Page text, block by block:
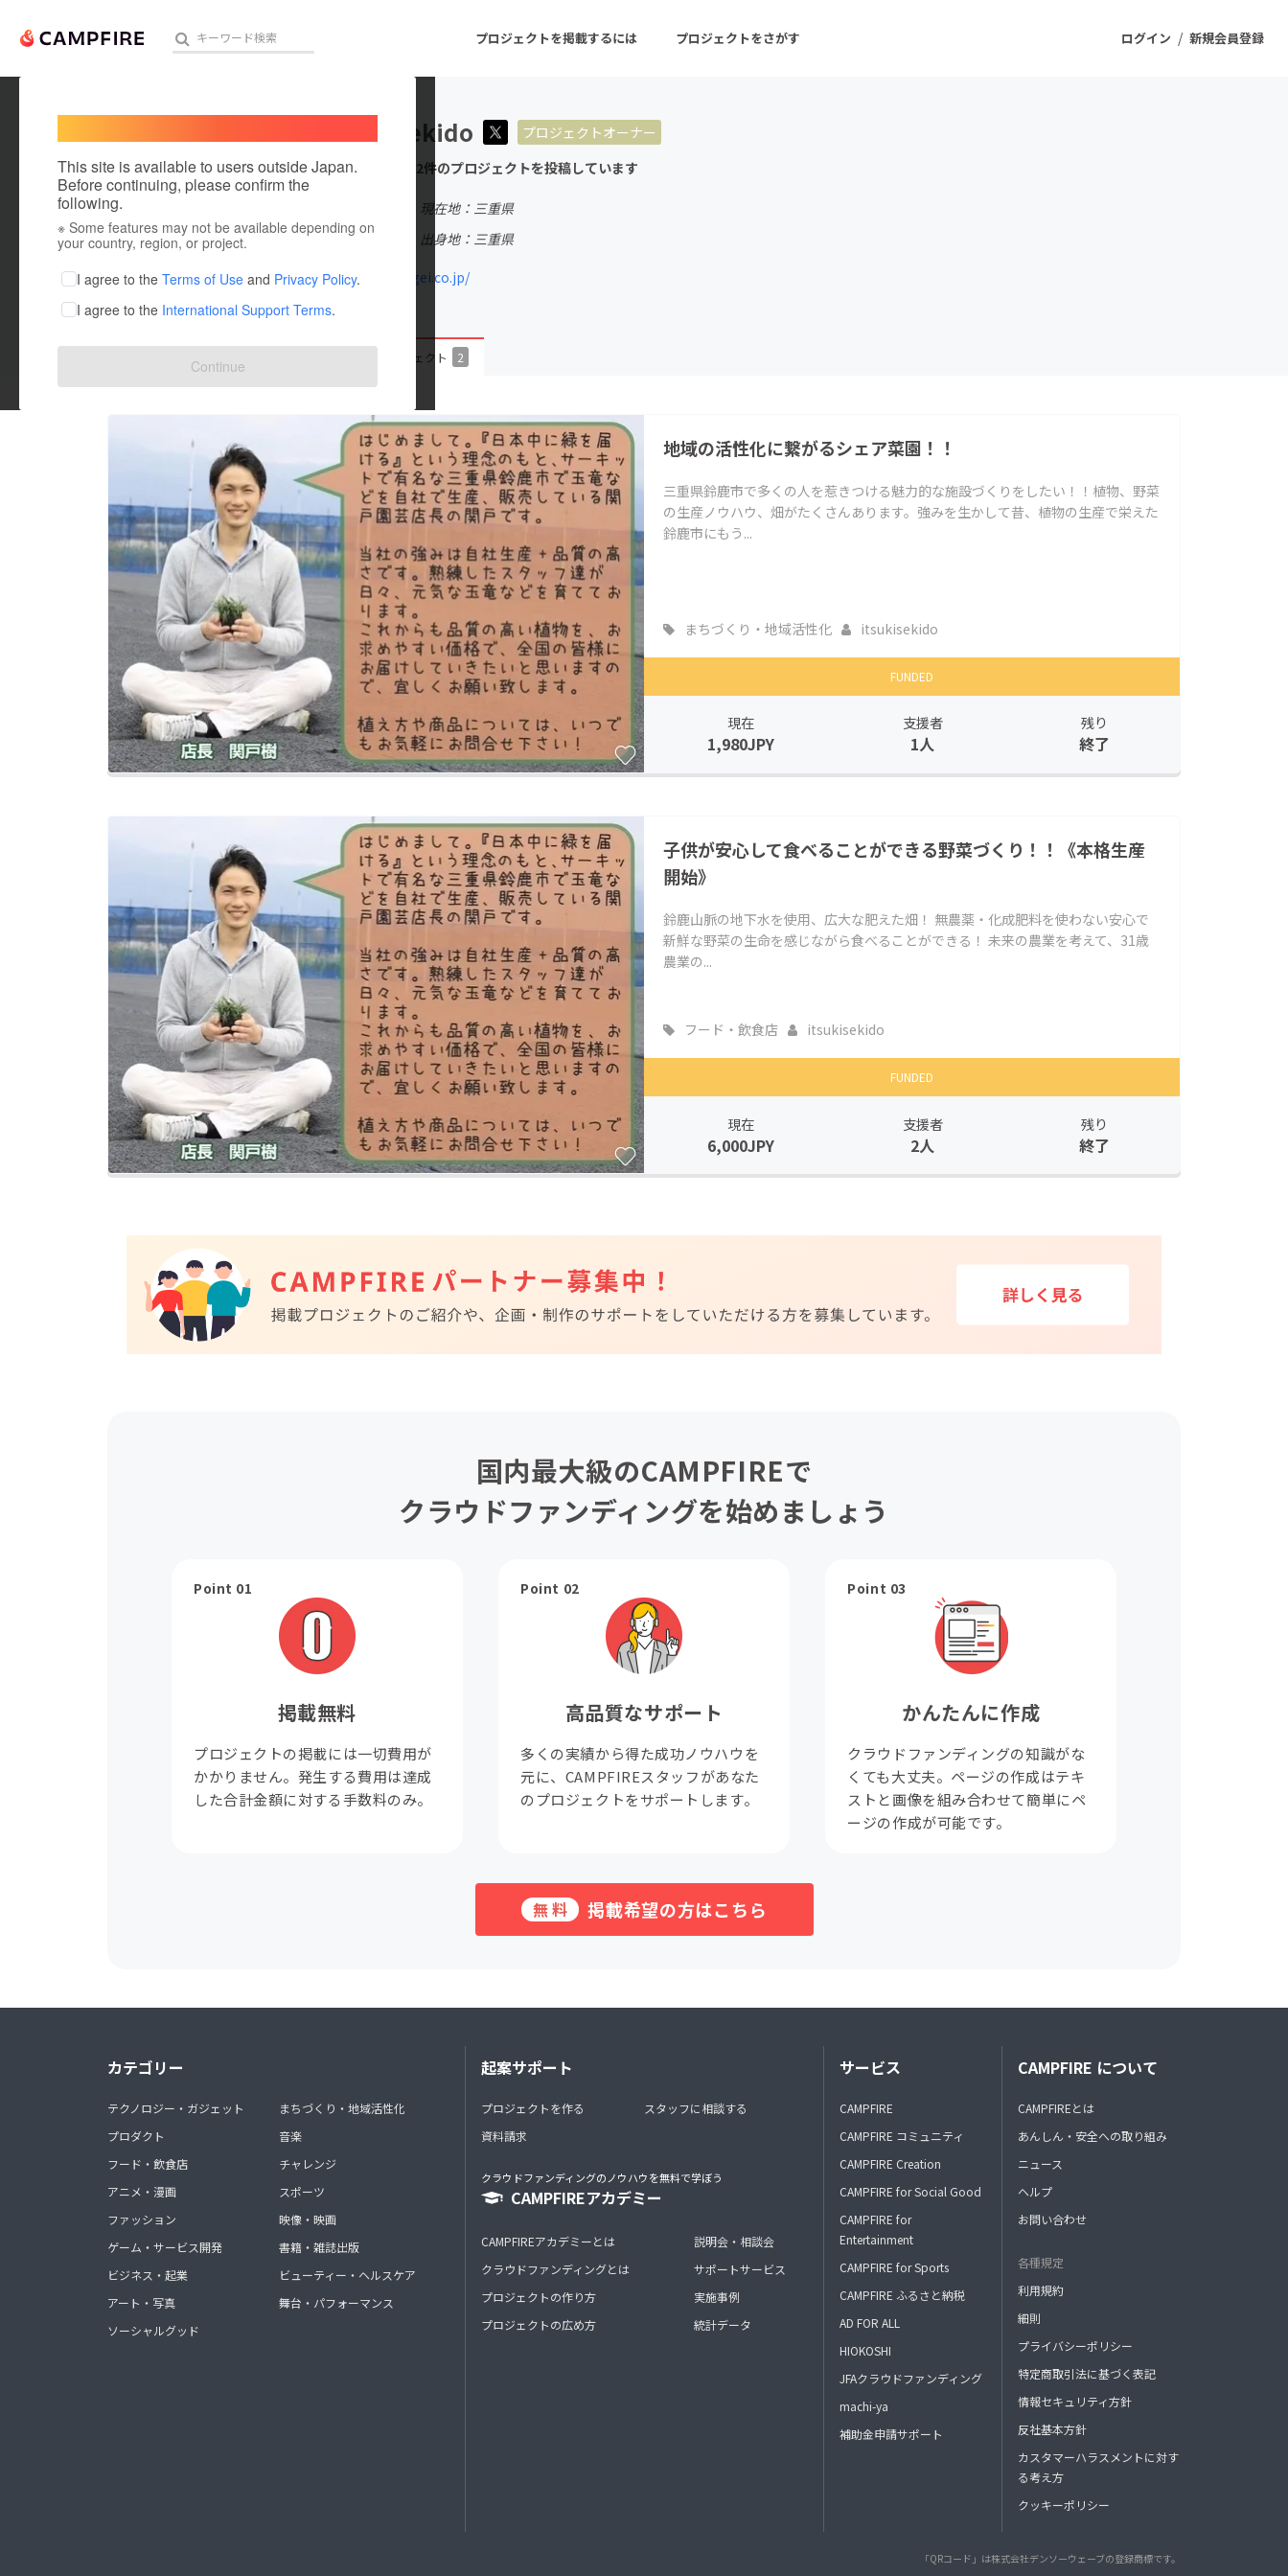
ログイン / 新規会員登録
プロジェクトを掲載するには プロジェクトをさがす
人気のプロジェクト 注目のリターン 注目の新着プロジェクト
アート・写真 音楽
テクノロジー・ガジェット
ゲーム・サービス開発
映像・映画
ビジネス・起業
チャレンジ
まちづくり・地域活性化
CAMPFIRE for Social Good
CAMPFIRE Creation
CAMPFIREふるさと納税
machi-ya コミュニティ
This site is available to users outside Japan.
Before continuing, please confirm the
following.
※ Some features may not be available depending on
your country, region, or project.
I agree to the Terms of Use and Privacy Policy.
I agree to the International Support Terms.
Continue
itsukisekido
プロジェクトオーナー
これまでに2件のプロジェクトを投稿しています
現在地：三重県
出身国：日本
出身地：三重県
sekidoengei.co.jp/
プロジェクト 2
地域の活性化に繋がるシェア菜園！！
三重県鈴鹿市で多くの人を惹きつける魅力的な施設づくりをしたい！！植物、野菜
の生産ノウハウ、畑がたくさんあります。強みを生かして昔、植物の生産で栄えた
鈴鹿市にもう...
まちづくり・地域活性化 itsukisekido
FUNDED
現在
1,980JPY
支援者
1人
残り
終了
子供が安心して食べることができる野菜づくり！！《本格生産
開始》
鈴鹿山脈の地下水を使用、広大な肥えた畑！ 無農薬・化成肥料を使わない安心で
新鮮な野菜の生命を感じながら食べることができる！ 未来の農業を考えて、31歳
農業の...
フード・飲食店 itsukisekido
FUNDED
現在
6,000JPY
支援者
2人
残り
終了
国内最大級のCAMPFIREで
クラウドファンディングを始めましょう
Point 01
掲載無料
プロジェクトの掲載には一切費用が
かかりません。発生する費用は達成
した合計金額に対する手数料のみ。
Point 02
高品質なサポート
多くの実績から得た成功ノウハウを
元に、CAMPFIREスタッフがあなた
のプロジェクトをサポートします。
Point 03
かんたんに作成
クラウドファンディングの知識がな
くても大丈夫。ページの作成はテキ
ストと画像を組み合わせて簡単にペ
ージの作成が可能です。
無料 掲載希望の方はこちら
カテゴリー
テクノロジー・ガジェット
プロダクト
フード・飲食店
アニメ・漫画
ファッション
ゲーム・サービス開発
ビジネス・起業
アート・写真
ソーシャルグッド
まちづくり・地域活性化
音楽
チャレンジ
スポーツ
映像・映画
書籍・雑誌出版
ビューティー・ヘルスケア
舞台・パフォーマンス
起案サポート
プロジェクトを作る
資料請求
スタッフに相談する
クラウドファンディングのノウハウを無料で学ぼう
CAMPFIREアカデミー
CAMPFIREアカデミーとは
クラウドファンディングとは
プロジェクトの作り方
プロジェクトの広め方
説明会・相談会
サポートサービス
実施事例
統計データ
サービス
CAMPFIRE
CAMPFIRE コミュニティ
CAMPFIRE Creation
CAMPFIRE for Social Good
CAMPFIRE for
Entertainment
CAMPFIRE for Sports
CAMPFIRE ふるさと納税
AD FOR ALL
HIOKOSHI
JFAクラウドファンディング
machi-ya
補助金申請サポート
CAMPFIRE について
CAMPFIREとは
あんしん・安全への取り組み
ニュース
ヘルプ
お問い合わせ
各種規定
利用規約
細則
プライバシーポリシー
特定商取引法に基づく表記
情報セキュリティ方針
反社基本方針
カスタマーハラスメントに対す
る考え方
クッキーポリシー
「QRコード」は株式会社デンソーウェーブの登録商標です。